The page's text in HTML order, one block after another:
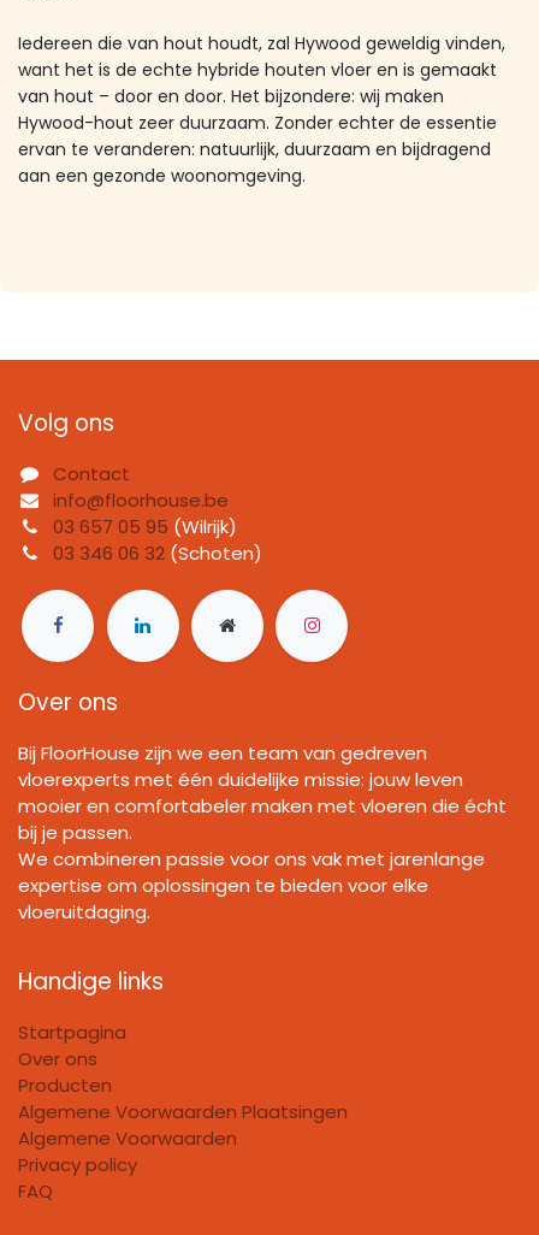
Iedereen die van hout houdt, zal Hywood geweldig vinden,
want het is de echte hybride houten vloer en is gemaakt
van hout – door en door. Het bijzondere: wij maken
Hywood-hout zeer duurzaam. Zonder echter de essentie
ervan te veranderen: natuurlijk, d​uurzaam en bijdragend
aan een gezonde woonomgevin​g.
Volg ons
Contact
info@floorhouse.be
03 657 05 95 (Wilrijk)
03 346 06 32 (Schoten)
Over ons
Bij FloorHouse zijn we een team van gedreven
vloerexperts met één duidelijke missie: jouw leven
mooier en comfortabeler maken met vloeren die écht
bij je passen.
We combineren passie voor ons vak met jarenlange
expertise om oplossingen te bieden voor elke
vloeruitdaging.
Handige links
Startpagina
Over ons
Producten
Algemene Voorwaarden Plaatsingen
Algemene Voorwaarden
Privacy policy
FAQ